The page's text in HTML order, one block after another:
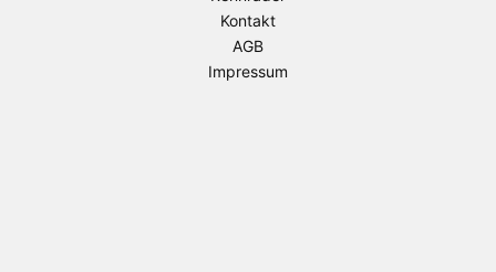
Kontakt
AGB
Impressum